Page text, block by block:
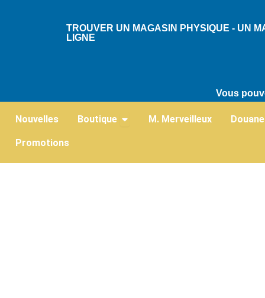
TROUVER UN MAGASIN PHYSIQUE - UN
LIGNE
Vous
Nouvelles Boutique Ouvrir Boutique
M. Merveilleux
Promotions